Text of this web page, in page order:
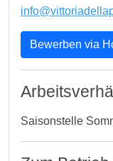
Bewerben via
Saisonstelle